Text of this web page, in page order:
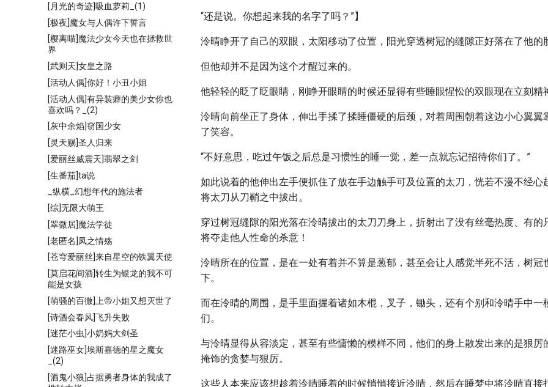
[月光的奇迹]吸血萝莉_(1)
[极夜]魔女与人偶许下誓言
[樱离喵]魔法少女今天也在拯救世
界
[武则天]女皇之路
[活动人偶]你好！小丑小姐
[活动人偶]有异装癖的美少女你也
喜欢吗？_(2)
[灰中余焰]窃国少女
[灵天赐]圣人归来
[爱丽丝威震天]翡翠之剑
[生番茄]ta说
_纵横_幻想年代的施法者
[综]无限大萌王
[翠微居]魔法学徒
[老匿名]凤之情殇
[苍穹爱丽丝]来自星空的铁翼天使
[莫启花间酒]转生为银龙的我不可
能是女孩
[萌骚的百微]上帝小姐又想灭世了
[诗酒会春风]飞升失败
[迷茫小虫]小奶妈大剑圣
[迷路巫女]埃斯嘉德的星之魔女
_(2)
[酒鬼小狼]占据勇者身体的我成了
“还是说。你想起来我的名字了吗？”】
泠晴睁开了自己的双眼，太阳移动了位置，阳光穿透树冠的缝隙正好落在了他的
但他却并不是因为这个才醒过来的。
他轻轻的眨了眨眼睛，刚睁开眼睛的时候还显得有些睡眼惺忪的双眼现在立刻精
泠晴向前坐正了身体，伸出手揉了揉睡僵硬的后颈，对着周围朝着这边小心翼翼
了笑容。
“不好意思，吃过午饭之后总是习惯性的睡一觉，差一点就忘记招待你们了。”
如此说着的他伸出左手便抓住了放在手边触手可及位置的太刀，恍若不漫不经心
将太刀从刀鞘之中拔出。
穿过树冠缝隙的阳光落在泠晴拔出的太刀刀身上，折射出了没有丝毫热度、有的
将夺走他人性命的杀意！
泠晴所在的位置，是在一处有着并不算是葱郁，甚至会让人感觉半死不活，树冠
下。
而在泠晴的周围，是手里面握着诸如木棍，叉子，锄头，还有个别和泠晴手中一
们。
与泠晴显得从容淡定，甚至有些慵懒的模样不同，他们的身上散发出来的是狠厉
掩饰的贪婪与狠厉。
这些人本来应该想趁着泠晴睡着的时候悄悄接近泠晴，然后在睡梦中将泠晴直接